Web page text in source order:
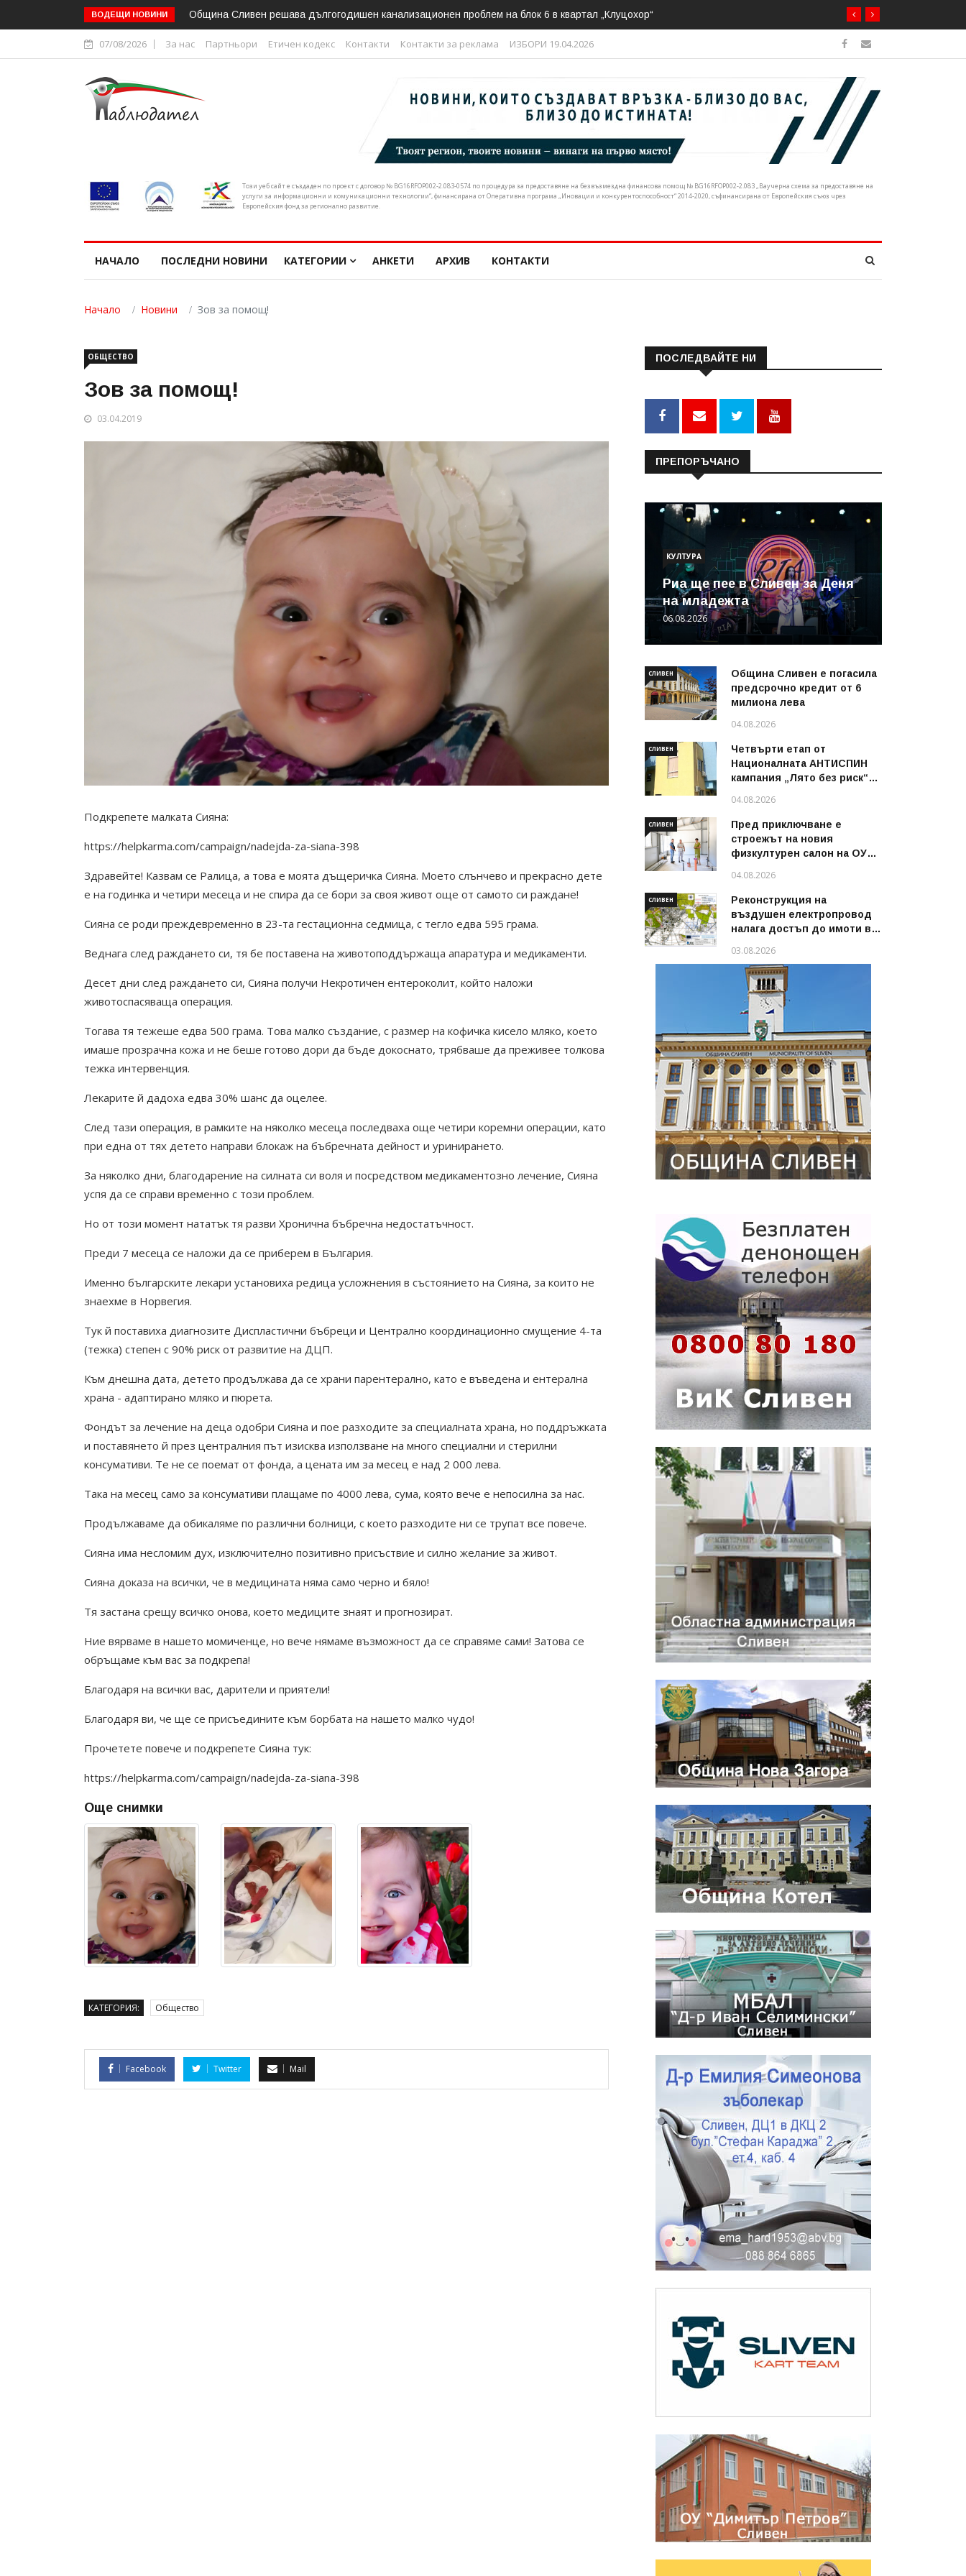
ВОДЕЩИ НОВИНИ Областният управител на Сливен подкрепи искането за спешна реформа в почистването на речните корита
07/08/2026 За нас Партньори Етичен кодекс Контакти Контакти за реклама ИЗБОРИ 19.04.2026
Този уеб сайт е създаден по проект с договор № BG16RFOP002-2.083-0574 по процедура за предоставяне на безвъзмездна финансова помощ № BG16RFOP002-2.083 „Ваучерна схема за предоставяне на
услуги за информационни и комуникационни технологии“, финансирана от Оперативна програма „Иновации и конкурентоспособност“ 2014-2020, съфинансирана от Европейския съюз чрез
Европейския фонд за регионално развитие.
НАЧАЛО ПОСЛЕДНИ НОВИНИ КАТЕГОРИИ АНКЕТИ АРХИВ КОНТАКТИ
Начало Новини Зов за помощ!
ОБЩЕСТВО
Зов за помощ!
03.04.2019
Подкрепете малката Сияна:
https://helpkarma.com/campaign/nadejda-za-siana-398
Здравейте! Казвам се Ралица, а това е моята дъщеричка Сияна. Mоето слънчево и прекрасно дете
e на годинка и четири месеца и не спира да се бори за своя живот още от самото си раждане!
Сияна се роди преждевременно в 23-та гестационна седмица, с тегло едва 595 грама.
Веднага след раждането си, тя бе поставена на животоподдържаща апаратура и медикаменти.
Десет дни след раждането си, Сияна получи Некротичен ентероколит, който наложи
животоспасяваща операция.
Тогава тя тежеше едва 500 грама. Това малко създание, с размер на кофичка кисело мляко, което
имаше прозрачна кожа и не беше готово дори да бъде докоснато, трябваше да преживее толкова
тежка интервенция.
Лекарите й дадоха едва 30% шанс да оцелее.
След тази операция, в рамките на няколко месеца последваха още четири коремни операции, като
при една от тях детето направи блокаж на бъбречната дейност и уринирането.
За няколко дни, благодарение на силната си воля и посредством медикаментозно лечение, Сияна
успя да се справи временно с този проблем.
Но от този момент нататък тя разви Хронична бъбречна недостатъчност.
Преди 7 месеца се наложи да се приберем в България.
Именно българските лекари установиха редица усложнения в състоянието на Сияна, за които не
знаехме в Норвегия.
Тук й поставиха диагнозите Диспластични бъбреци и Централно координационно смущение 4-та
(тежка) степен с 90% риск от развитие на ДЦП.
Към днешна дата, детето продължава да се храни парентерално, като е въведена и ентерална
храна - адаптирано мляко и пюрета.
Фондът за лечение на деца одобри Сияна и пое разходите за специалната храна, но поддръжката
и поставянето й през централния път изисква използване на много специални и стерилни
консумативи. Те не се поемат от фонда, а цената им за месец е над 2 000 лева.
Така на месец само за консумативи плащаме по 4000 лева, сума, която вече е непосилна за нас.
Продължаваме да обикаляме по различни болници, с което разходите ни се трупат все повече.
Сияна има несломим дух, изключително позитивно присъствие и силно желание за живот.
Сияна доказа на всички, че в медицината няма само черно и бяло!
Тя застана срещу всичко онова, което медиците знаят и прогнозират.
Ние вярваме в нашето момиченце, но вече нямаме възможност да се справяме сами! Затова се
обръщаме към вас за подкрепа!
Благодаря на всички вас, дарители и приятели!
Благодаря ви, че ще се присъедините към борбата на нашето малко чудо!
Прочетете повече и подкрепете Сияна тук:
https://helpkarma.com/campaign/nadejda-za-siana-398
Още снимки
КАТЕГОРИЯ: Общество
Facebook Twitter Mail
ПОСЛЕДВАЙТЕ НИ
ПРЕПОРЪЧАНО
КУЛТУРА
Риа ще пее в Сливен за Деня
на младежта
06.08.2026
СЛИВЕН
Община Сливен е погасила
предсрочно кредит от 6
милиона лева
04.08.2026
СЛИВЕН
Четвърти етап от
Националната АНТИСПИН
кампания „Лято без риск“
през август 2026 г.
04.08.2026
СЛИВЕН
Пред приключване е
строежът на новия
физкултурен салон на ОУ
Сливен
04.08.2026
СЛИВЕН
Реконструкция на
въздушен електропровод
налага достъп до имоти в
03.08.2026